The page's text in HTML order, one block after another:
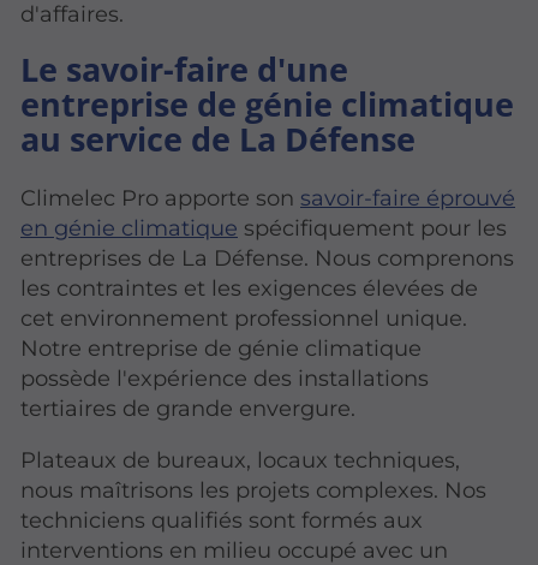
d'affaires.
Le savoir-faire d'une
entreprise de génie climatique
au service de La Défense
Climelec Pro apporte son savoir-faire éprouvé
en génie climatique spécifiquement pour les
entreprises de La Défense. Nous comprenons
les contraintes et les exigences élevées de
cet environnement professionnel unique.
Notre entreprise de génie climatique
possède l'expérience des installations
tertiaires de grande envergure.
Plateaux de bureaux, locaux techniques,
nous maîtrisons les projets complexes. Nos
techniciens qualifiés sont formés aux
interventions en milieu occupé avec un